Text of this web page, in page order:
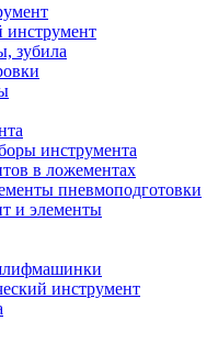
зубила
инструмента
в ложементах
пневмоподготовки
и элементы
инструмент